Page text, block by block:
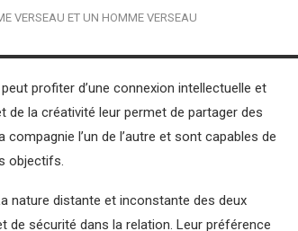
VERSEAU ET UN HOMME VERSEAU
profiter d’une connexion intellectuelle et
de la créativité leur permet de partager des
l’un de l’autre et sont capables de
objectifs.
nature distante et inconstante des deux
sécurité dans la relation. Leur préférence